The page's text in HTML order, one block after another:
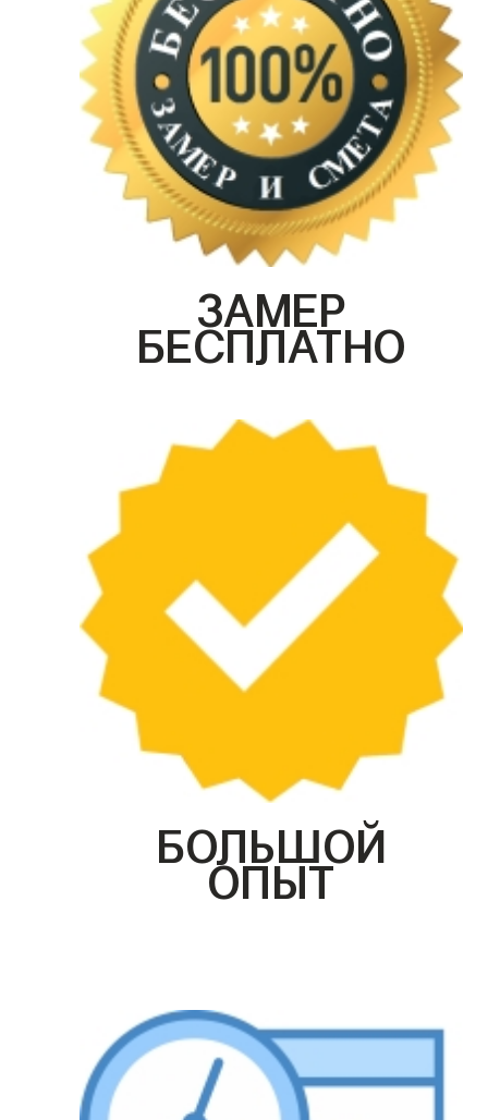
ЗАМЕР
БЕСПЛАТНО
БОЛЬШОЙ
ОПЫТ